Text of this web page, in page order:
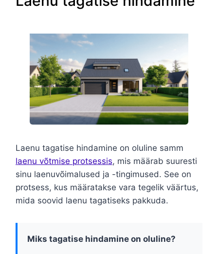
Laenu tagatise hindamine on oluline samm
laenu võtmise protsessis, mis määrab suuresti
sinu laenuvõimalused ja -tingimused. See on
protsess, kus määratakse vara tegelik väärtus,
mida soovid laenu tagatiseks pakkuda.
Miks tagatise hindamine on oluline?